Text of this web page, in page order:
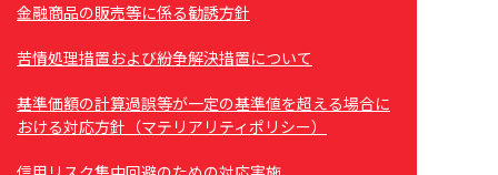
金融商品の販売等に係る勧誘方針
苦情処理措置および紛争解決措置について
基準価額の計算過誤等が一定の基準値を超える場合に
おける対応方針（マテリアリティポリシー）